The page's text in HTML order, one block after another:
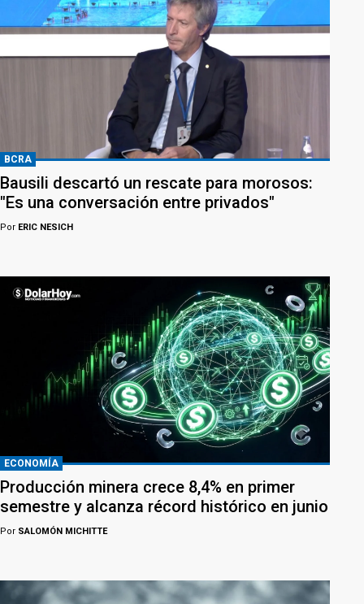
BCRA
Bausili descartó un rescate para morosos:
"Es una conversación entre privados"
Por ERIC NESICH
ECONOMÍA
Producción minera crece 8,4% en primer
semestre y alcanza récord histórico en junio
Por SALOMÓN MICHITTE